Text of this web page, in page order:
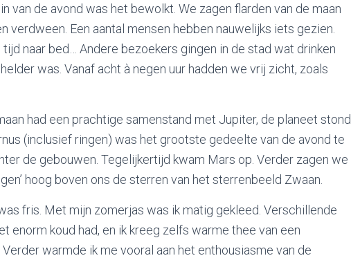
van de avond was het bewolkt. We zagen flarden van de maan
verdween. Een aantal mensen hebben nauwelijks iets gezien.
naar bed… Andere bezoekers gingen in de stad wat drinken
was. Vanaf acht à negen uur hadden we vrij zicht, zoals
had een prachtige samenstand met Jupiter, de planeet stond
(inclusief ringen) was het grootste gedeelte van de avond te
de gebouwen. Tegelijkertijd kwam Mars op. Verder zagen we
hoog boven ons de sterren van het sterrenbeeld Zwaan.
fris. Met mijn zomerjas was ik matig gekleed. Verschillende
enorm koud had, en ik kreeg zelfs warme thee van een
warmde ik me vooral aan het enthousiasme van de